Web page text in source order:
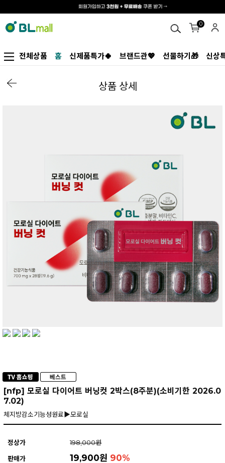
0
전체상품 홈 신제품특가🍀 브랜드관💖 선물하기🎁 신상
상품 상세
[nfp] 모로실 다이어트 버닝컷 2박스(8주분)(소비기한 2026.0
7.02)
체지방감소기능성원료▶모로실
정상가
198,000원
판매가
19,900원 90%